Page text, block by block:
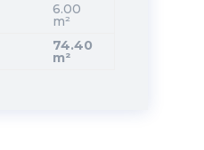
6.00
m²
74.40
m²